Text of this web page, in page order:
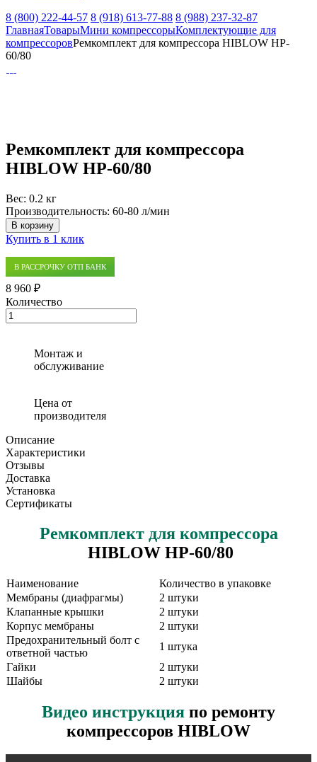
8 (800) 222-44-57 8 (918) 613-77-88 8 (988) 237-32-87
ГлавнаяТоварыМини компрессорыКомплектующие для
компрессоровРемкомплект для компрессора HIBLOW HP-
60/80
Ремкомплект для компрессора
HIBLOW HP-60/80
Вес: 0.2 кг
Производительность: 60-80 л/мин
В корзину
Купить в 1 клик
В РАССРОЧКУ ОТП БАНК
8 960 ₽
Количество
Количество
товара
компрессора
Монтаж и
обслуживание
Цена от
производителя
Описание
Характеристики
Отзывы
Доставка
Установка
Сертификаты
Ремкомплект для компрессора
HIBLOW HP-60/80
Наименование
Количество в упаковке
Мембраны (диафрагмы)
2 штуки
Клапанные крышки
2 штуки
Корпус мембраны
2 штуки
Предохранительный болт с
ответной частью
1 штука
Гайки
2 штуки
Шайбы
2 штуки
Видео инструкция по ремонту
компрессоров HIBLOW